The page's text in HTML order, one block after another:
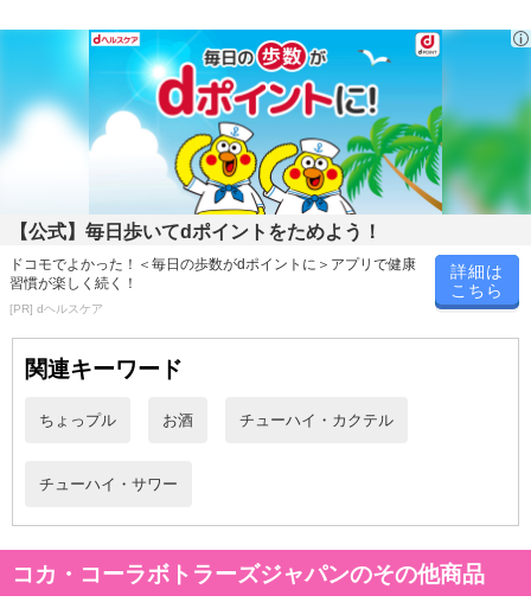
また、お届け日時のご指定は、お受けできません。宅配業者からの
不在票にてご対応ください。
※発送予定日は前後する場合がございます。また商品によって発送
日が異なります。
※dショッピングサンプル百貨店よりお届けする商品は、ご利用いた
だいた後のご感想をいただくことを目的としており、転売等は固く
転売等、目的以外での利用が確認された場合は、サービス利用を停
止させていただきます。
発送日カレンダー
休業日
【公式】毎日歩いてdポイントをためよう！
ドコモでよかった！＜毎日の歩数がdポイントに＞アプリで健康
習慣が楽しく続く！
[PR] dヘルスケア
詳細は
こちら
関連キーワード
ちょっプル お酒 チューハイ・カクテル
チューハイ・サワー
コカ・コーラボトラーズジャパンのその他商品